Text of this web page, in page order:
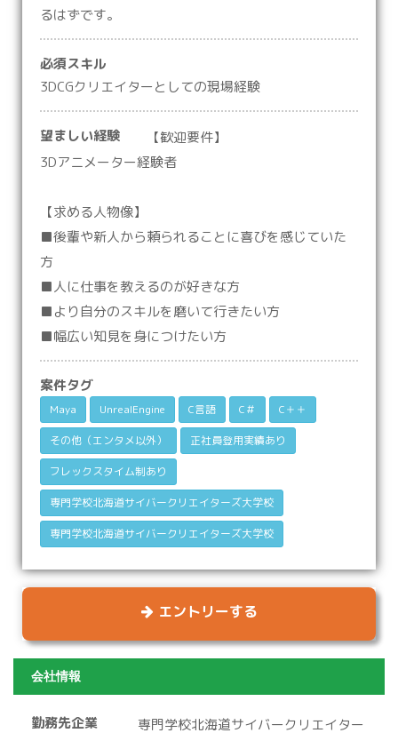
るはずです。
必須スキル
3DCGクリエイターとしての現場経験
望ましい経験
【歓迎要件】
3Dアニメーター経験者
【求める人物像】
■後輩や新人から頼られることに喜びを感じていた
方
■人に仕事を教えるのが好きな方
■より自分のスキルを磨いて行きたい方
■幅広い知見を身につけたい方
案件タグ
Maya UnrealEngine C言語 C＃ C＋＋
その他（エンタメ以外） 正社員登用実績あり
フレックスタイム制あり
専門学校北海道サイバークリエイターズ大学校
専門学校北海道サイバークリエイターズ大学校
エントリーする
会社情報
勤務先企業
専門学校北海道サイバークリエイター